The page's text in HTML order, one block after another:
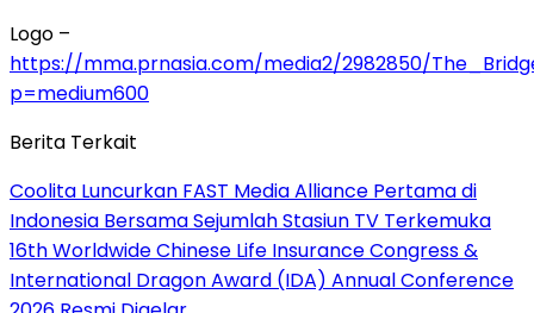
Logo –
https://mma.prnasia.com/media2/2982850/
p=medium600
Berita Terkait
Coolita Luncurkan FAST Media Alliance Pertama di
Indonesia Bersama Sejumlah Stasiun TV Terkemuka
16th Worldwide Chinese Life Insurance Congress &
International Dragon Award (IDA) Annual Conference